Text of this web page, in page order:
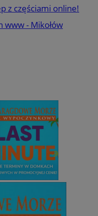
z częściami online!
www - Mikołów